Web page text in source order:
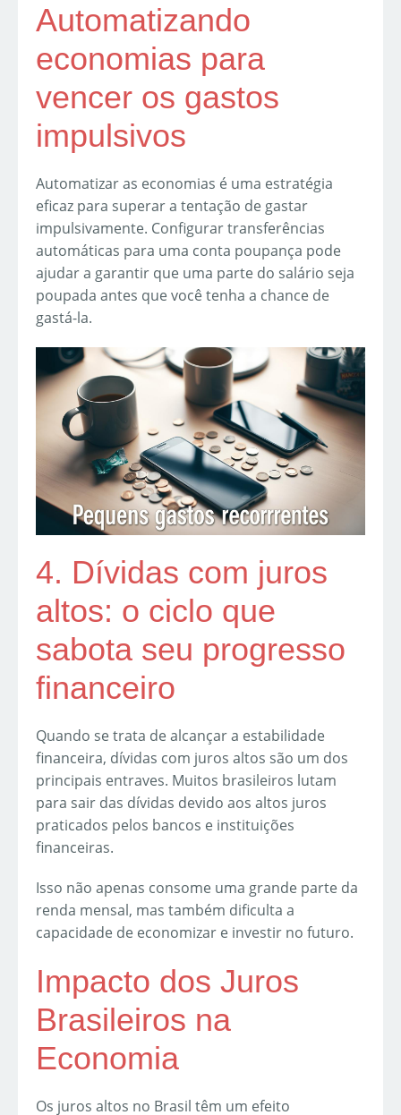
Automatizando
economias para
vencer os gastos
impulsivos
Automatizar as economias é uma estratégia
eficaz para superar a tentação de gastar
impulsivamente. Configurar transferências
automáticas para uma conta poupança pode
ajudar a garantir que uma parte do salário seja
poupada antes que você tenha a chance de
gastá-la.
4. Dívidas com juros
altos: o ciclo que
sabota seu progresso
financeiro
Quando se trata de alcançar a estabilidade
financeira, dívidas com juros altos são um dos
principais entraves. Muitos brasileiros lutam
para sair das dívidas devido aos altos juros
praticados pelos bancos e instituições
financeiras.
Isso não apenas consome uma grande parte da
renda mensal, mas também dificulta a
capacidade de economizar e investir no futuro.
Impacto dos Juros
Brasileiros na
Economia
Os juros altos no Brasil têm um efeito